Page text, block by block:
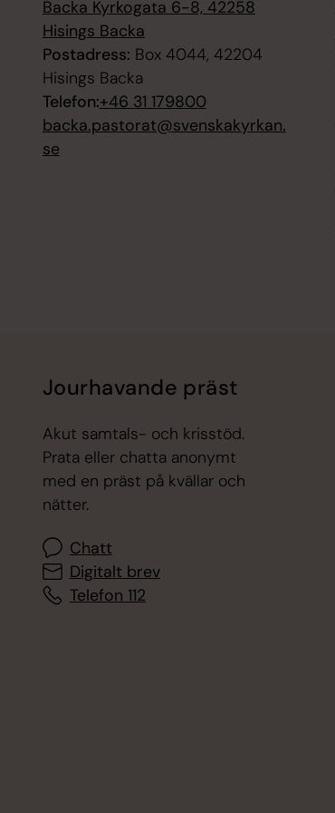
Backa Kyrkogata 6-8, 42258
Hisings Backa
Postadress: Box 4044, 42204
Hisings Backa
Telefon:+46 31 179800
backa.pastorat@svenskakyrkan.
se
Jourhavande präst
Akut samtals- och krisstöd.
Prata eller chatta anonymt
med en präst på kvällar och
nätter.
Chatt
Digitalt brev
Telefon 112